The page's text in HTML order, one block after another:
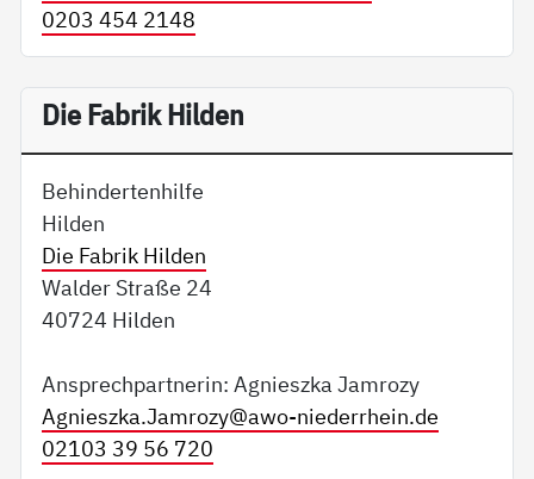
0203 454 2148
Die Fabrik Hilden
Behindertenhilfe
Hilden
Die Fabrik Hilden
Walder Straße 24
40724 Hilden
Ansprechpartnerin: Agnieszka Jamrozy
Agnieszka.Jamrozy@awo-niederrhein.de
02103 39 56 720